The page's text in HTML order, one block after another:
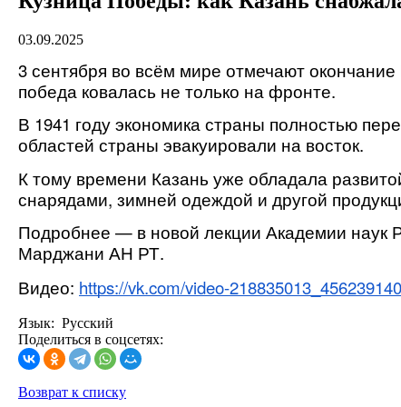
03.09.2025
3 сентября во всём мире отмечают
победа ковалась не только на фронте.
В 1941 году экономика страны полностью
областей страны эвакуировали на восток.
К тому времени Казань уже обладала
снарядами, зимней одеждой и другой
Подробнее — в новой лекции Академии наук
Марджани АН РТ.
Видео: https://vk.com/video-218835013_456239140
Язык: Русский
Поделиться в соцсетях:
Возврат к списку